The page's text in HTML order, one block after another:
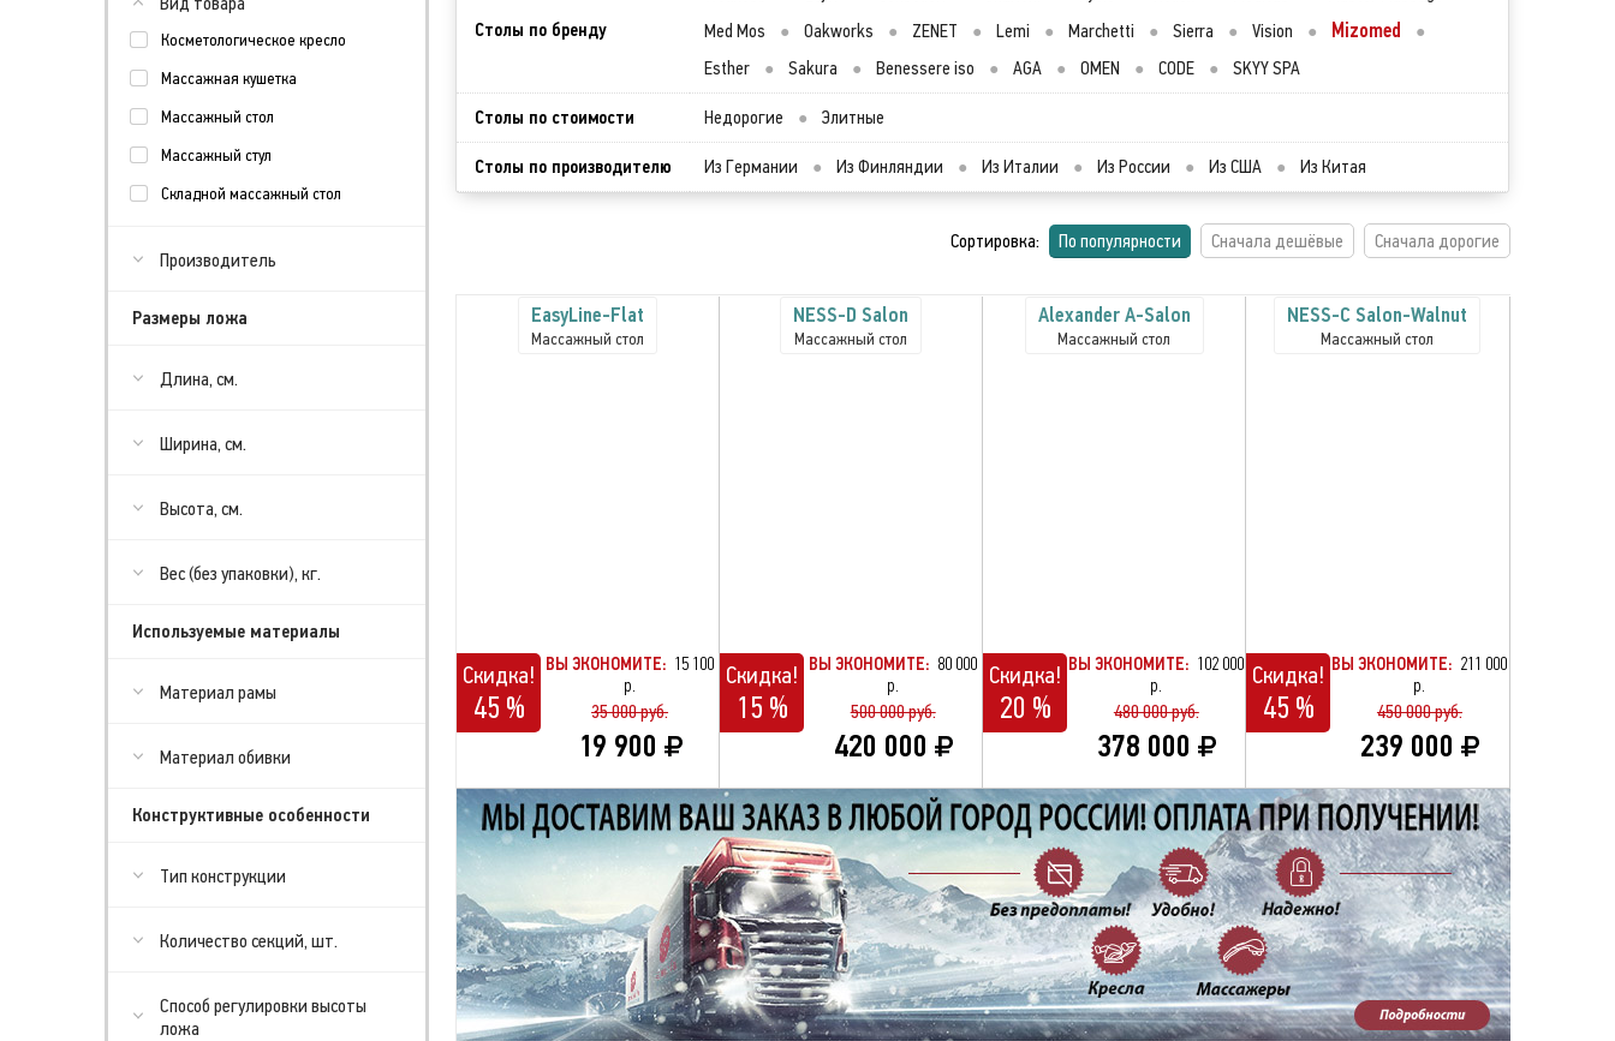
Косметологическое кресло
Массажная кушетка
Массажный стол
Массажный стул
Складной массажный стол
Производитель
Размеры ложа
Длина, см.
Ширина, см.
Высота, см.
Вес (без упаковки), кг.
Используемые материалы
Материал рамы
Материал обивки
Конструктивные особенности
Тип конструкции
Количество секций, шт.
Способ регулировки высоты
ложа
Столы по бренду
Med Mos
● Oakworks ● ZENET ● Lemi ● Marchetti ● Sierra ● Vision ● Mizomed
●
Esther
● Sakura ● Benessere iso ● AGA ● OMEN ● CODE ● SKYY SPA
Столы по стоимости Недорогие ● Элитные
Столы по производителю Из Германии ● Из Финляндии ● Из Италии ● Из России ● Из США ● Из Китая
Сортировка: По популярности Сначала дешёвые Сначала дорогие
EasyLine-Flat
Массажный стол
Скидка!
45 %
ВЫ ЭКОНОМИТЕ: 15 100
р.
35 000 руб.
19 900
NESS-D Salon
Массажный стол
Скидка!
15 %
ВЫ ЭКОНОМИТЕ: 80 000
р.
500 000 руб.
420 000
Alexander A-Salon
Массажный стол
Скидка!
20 %
ВЫ ЭКОНОМИТЕ: 102 000
р.
480 000 руб.
378 000
NESS-C Salon-Walnut
Массажный стол
Скидка!
45 %
ВЫ ЭКОНОМИТЕ: 211 000
р.
450 000 руб.
239 000